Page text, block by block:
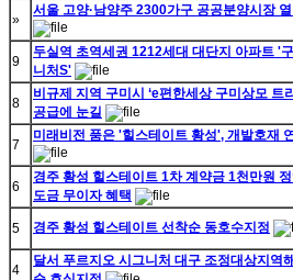
»
서울 고양·남양주 2300가구 공공분양시장
9
두실역 초역세권 1212세대 대단지 아파트 '
니처S'
8
비규제 지역 구미시 ‘e편한세상 구미상모 트
공급에 눈길
7
미래비전 품은 '힐스테이트 황성', 개발호재
6
경주 황성 힐스테이트 1차 계약금 1천만원
도금 무이자 혜택
5 경주 황성 힐스테이트 선착순 동호수지정
4
달서 푸르지오 시그니처 대구 조정대상지역